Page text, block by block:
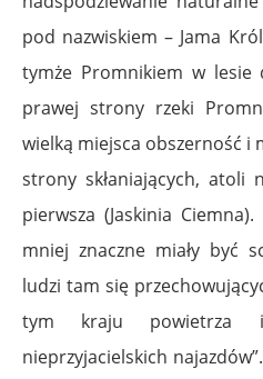
pod nazwiskiem – Jama
tymże Promnikiem w lesie
prawej strony rzeki
wielką miejsca obszerność i
strony skłaniających, atoli
pierwsza (Jaskinia
mniej znaczne miały być
ludzi tam się
tym kraju powietrza i
nieprzyjacielskich